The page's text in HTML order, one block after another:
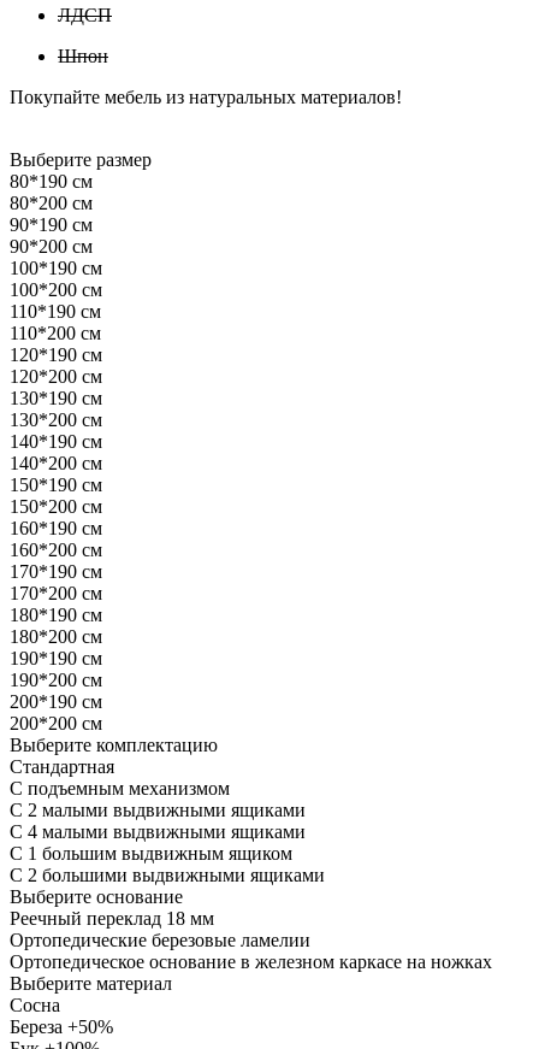
ЛДСП
Шпон
Покупайте мебель из натуральных материалов!
Выберите размер
80*190 см
80*200 см
90*190 см
90*200 см
100*190 см
100*200 см
110*190 см
110*200 см
120*190 см
120*200 см
130*190 см
130*200 см
140*190 см
140*200 см
150*190 см
150*200 см
160*190 см
160*200 см
170*190 см
170*200 см
180*190 см
180*200 см
190*190 см
190*200 см
200*190 см
200*200 см
Выберите комплектацию
Стандартная
С подъемным механизмом
С 2 малыми выдвижными ящиками
С 4 малыми выдвижными ящиками
С 1 большим выдвижным ящиком
С 2 большими выдвижными ящиками
Выберите основание
Реечный переклад 18 мм
Ортопедические березовые ламелии
Ортопедическое основание в железном каркасе на ножках
Выберите материал
Сосна
Береза +50%